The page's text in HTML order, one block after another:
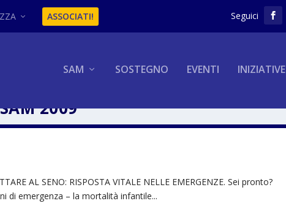
ASSOCIATI!
SAM SOSTEGNO EVENTI INIZIATIVE
2009
AL SENO: RISPOSTA VITALE NELLE EMERGENZE. Sei pronto?
di emergenza – la mortalità infantile...